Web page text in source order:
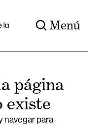
Menú
página
existe
navegar para